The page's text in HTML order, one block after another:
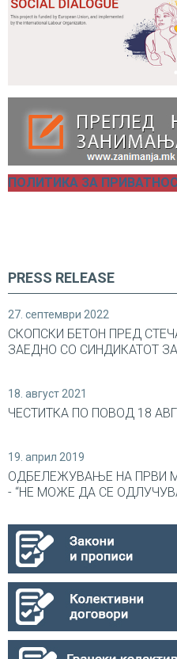
ПОЛИТИКА ЗА
PRESS RELEASE
27. септември 2022
СКОПСКИ БЕТОН ПРЕД
ЗАЕДНО СО СИНДИКАТОТ
18. август 2021
ЧЕСТИТКА ПО ПОВОД 18
19. април 2019
ОДБЕЛЕЖУВАЊЕ НА ПРВИ
- “НЕ МОЖЕ ДА СЕ